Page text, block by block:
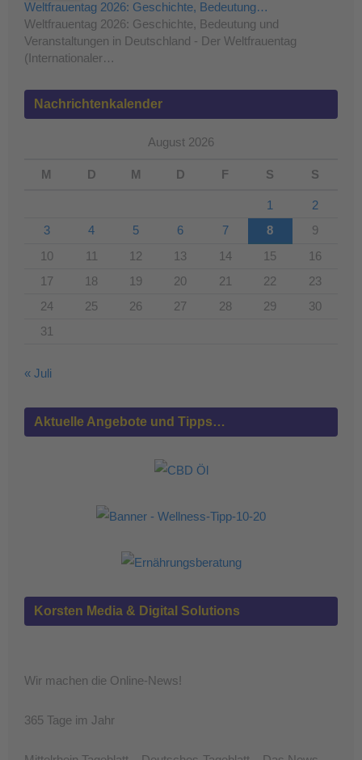
Weltfrauentag 2026: Geschichte, Bedeutung…
Weltfrauentag 2026: Geschichte, Bedeutung und
Veranstaltungen in Deutschland - Der Weltfrauentag
(Internationaler…
Nachrichtenkalender
August 2026
M D M D F S S
1
2
3
4 5 6 7 8
9
10
11 12 13 14 15
16
17
18 19 20 21 22
23
24
25 26 27 28 29
30
31
« Juli
Aktuelle Angebote und Tipps…
Korsten Media & Digital Solutions
Wir machen die Online-News!
365 Tage im Jahr